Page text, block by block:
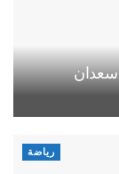
سعدان
رياضة